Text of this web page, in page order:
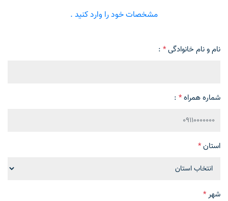
مشخصات خود را وارد کنید .
نام و نام خانوادگی*
:
شماره همراه*
:
استان*
شهر*